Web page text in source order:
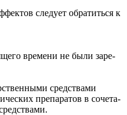
сле­ду­ет обра­тить­ся к
вре­ме­ни не бы­ли за­ре­
сред­ства­ми
пре­па­ра­тов в со­че­та­